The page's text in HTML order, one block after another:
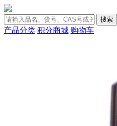
搜索
产品分类 积分商城 购物车